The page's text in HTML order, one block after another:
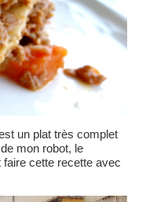
un plat très complet
mon robot, le
cette recette avec